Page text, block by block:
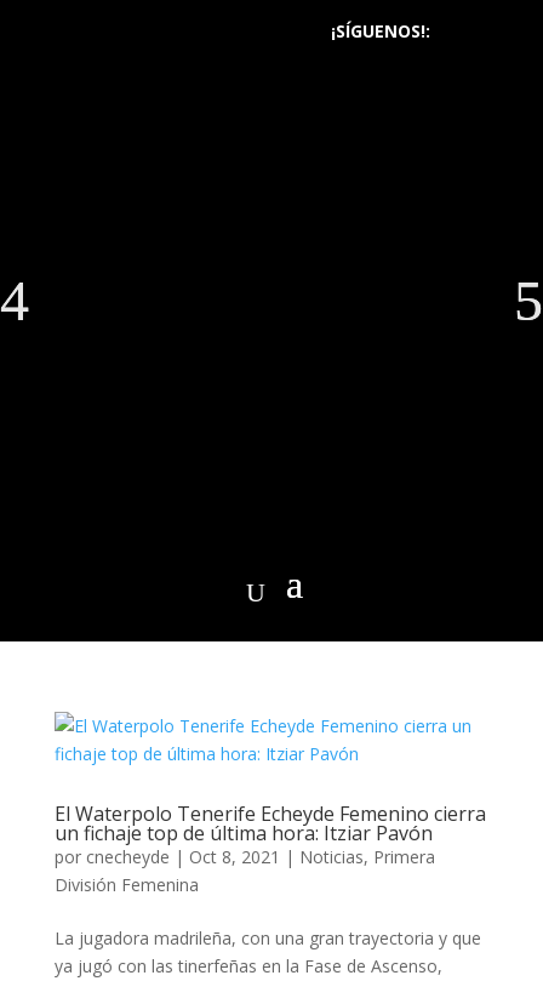
¡SÍGUENOS!:
El Waterpolo Tenerife Echeyde Femenino cierra
un fichaje top de última hora: Itziar Pavón
por cnecheyde | Oct 8, 2021 | Noticias, Primera
División Femenina
La jugadora madrileña, con una gran trayectoria y que
ya jugó con las tinerfeñas en la Fase de Ascenso,